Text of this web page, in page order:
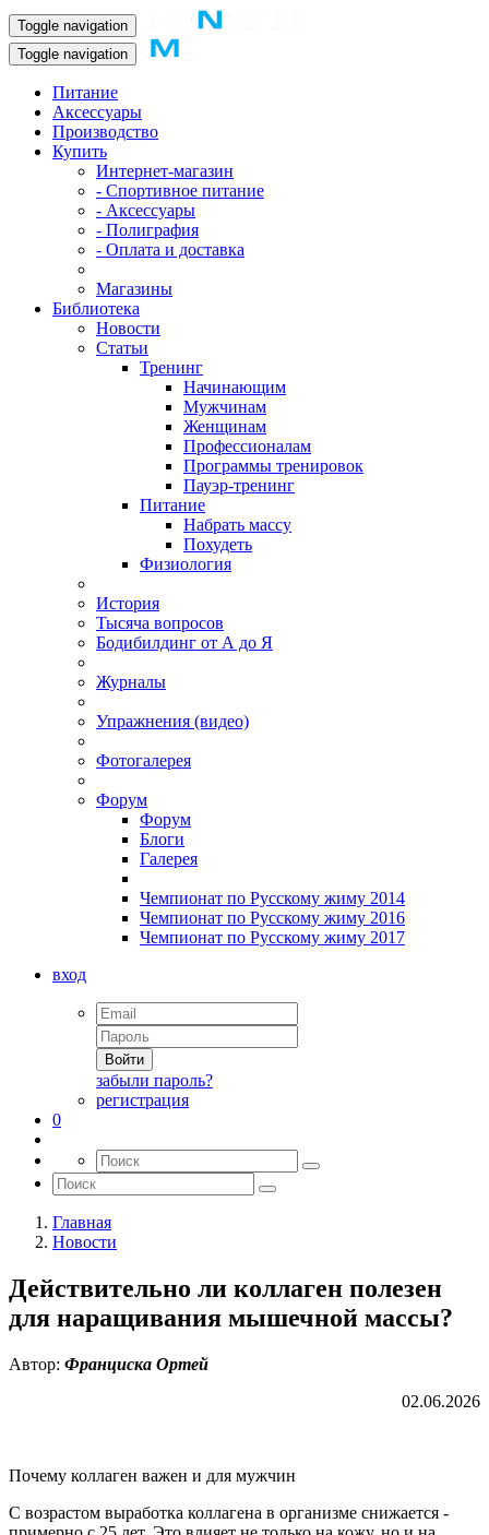
Toggle navigation
Toggle navigation
Питание
Аксессуары
Производство
Купить
Интернет-магазин
- Спортивное питание
- Аксессуары
- Полиграфия
- Оплата и доставка
Магазины
Библиотека
Новости
Статьи
Тренинг
Начинающим
Мужчинам
Женщинам
Профессионалам
Программы тренировок
Пауэр-тренинг
Питание
Набрать массу
Похудеть
Физиология
История
Тысяча вопросов
Бодибилдинг от А до Я
Журналы
Упражнения (видео)
Фотогалерея
Форум
Форум
Блоги
Галерея
Чемпионат по Русскому жиму 2014
Чемпионат по Русскому жиму 2016
Чемпионат по Русскому жиму 2017
вход
Войти
забыли пароль?
регистрация
0
Главная
Новости
Действительно ли коллаген полезен
для наращивания мышечной массы?
Автор: Франциска Ортей
02.06.2026
Почему коллаген важен и для мужчин
С возрастом выработка коллагена в организме снижается -